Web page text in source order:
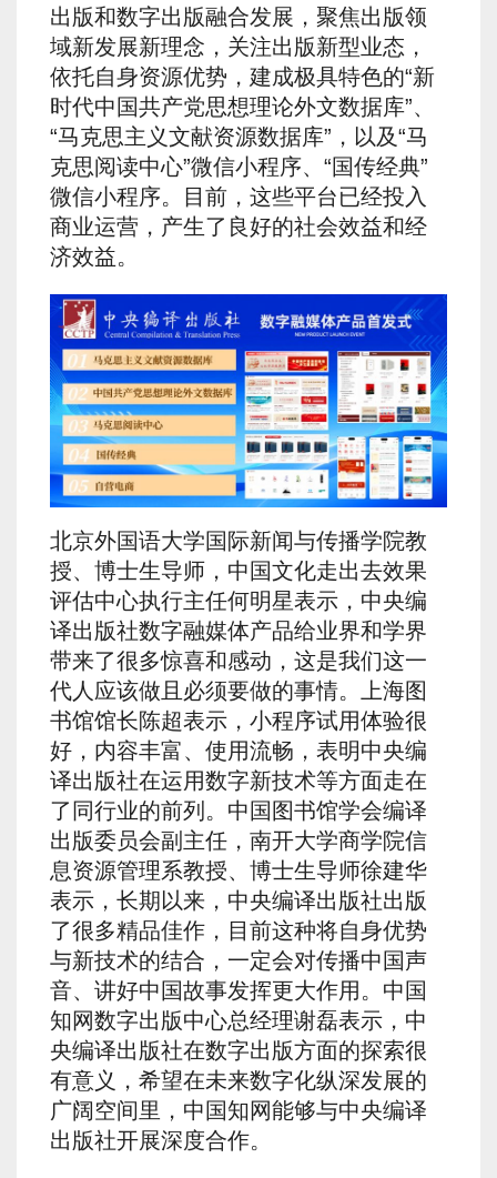
出版和数字出版融合发展，聚焦出版领
域新发展新理念，关注出版新型业态，
依托自身资源优势，建成极具特色的“新
时代中国共产党思想理论外文数据库”、
“马克思主义文献资源数据库”，以及“马
克思阅读中心”微信小程序、“国传经典”
微信小程序。目前，这些平台已经投入
商业运营，产生了良好的社会效益和经
济效益。
北京外国语大学国际新闻与传播学院教
授、博士生导师，中国文化走出去效果
评估中心执行主任何明星表示，中央编
译出版社数字融媒体产品给业界和学界
带来了很多惊喜和感动，这是我们这一
代人应该做且必须要做的事情。上海图
书馆馆长陈超表示，小程序试用体验很
好，内容丰富、使用流畅，表明中央编
译出版社在运用数字新技术等方面走在
了同行业的前列。中国图书馆学会编译
出版委员会副主任，南开大学商学院信
息资源管理系教授、博士生导师徐建华
表示，长期以来，中央编译出版社出版
了很多精品佳作，目前这种将自身优势
与新技术的结合，一定会对传播中国声
音、讲好中国故事发挥更大作用。中国
知网数字出版中心总经理谢磊表示，中
央编译出版社在数字出版方面的探索很
有意义，希望在未来数字化纵深发展的
广阔空间里，中国知网能够与中央编译
出版社开展深度合作。